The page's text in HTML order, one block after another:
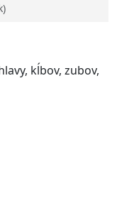
kĺbov, zubov,